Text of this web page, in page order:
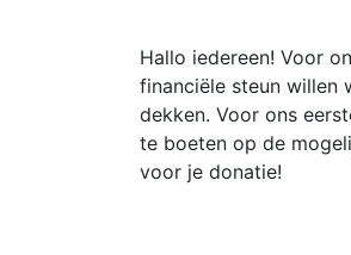
Hallo iedereen! Voor
financiële steun willen
dekken. Voor ons
te boeten op de
voor je donatie!